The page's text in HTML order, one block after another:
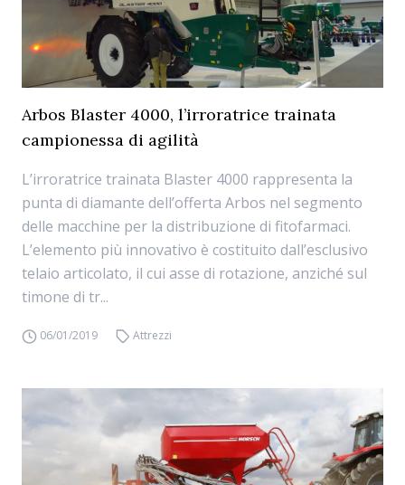
Arbos Blaster 4000, l’irroratrice trainata
campionessa di agilità
L’irroratrice trainata Blaster 4000 rappresenta la
punta di diamante dell’offerta Arbos nel segmento
delle macchine per la distribuzione di fitofarmaci.
L’elemento più innovativo è costituito dall’esclusivo
telaio articolato, il cui asse di rotazione, anziché sul
timone di tr...
06/01/2019 Attrezzi